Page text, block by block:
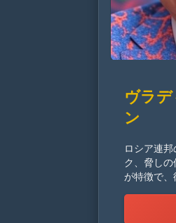
ヴラ
ン
ロシア連
ク、脅し
が特徴で、